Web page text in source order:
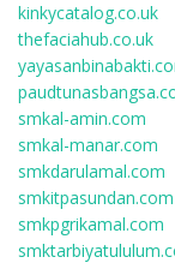
kinkycatalog.co.uk
thefaciahub.co.uk
smkal-amin.com
smkal-manar.com
smkdarulamal.com
smkitpasundan.com
smkpgrikamal.com